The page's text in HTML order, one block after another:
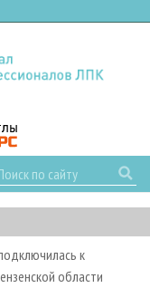
к
области